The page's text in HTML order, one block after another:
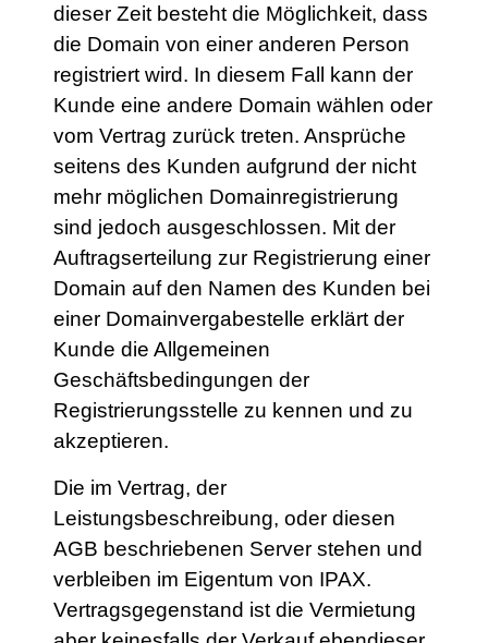
dieser Zeit besteht die Möglichkeit, dass
die Domain von einer anderen Person
registriert wird. In diesem Fall kann der
Kunde eine andere Domain wählen oder
vom Vertrag zurück treten. Ansprüche
seitens des Kunden aufgrund der nicht
mehr möglichen Domainregistrierung
sind jedoch ausgeschlossen. Mit der
Auftragserteilung zur Registrierung einer
Domain auf den Namen des Kunden bei
einer Domainvergabestelle erklärt der
Kunde die Allgemeinen
Geschäftsbedingungen der
Registrierungsstelle zu kennen und zu
akzeptieren.
Die im Vertrag, der
Leistungsbeschreibung, oder diesen
AGB beschriebenen Server stehen und
verbleiben im Eigentum von IPAX.
Vertragsgegenstand ist die Vermietung